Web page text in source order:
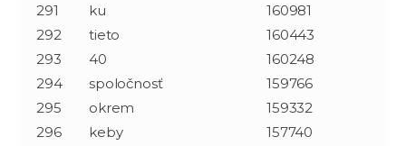
291
ku
160981
292
tieto
160443
293
40
160248
294
spoločnosť
159766
295
okrem
159332
296
keby
157740